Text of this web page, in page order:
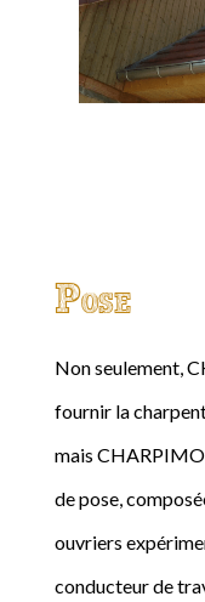
Pose
Non seulement,
fournir la
mais CHARPIMO
de pose,
ouvriers
conducteur de